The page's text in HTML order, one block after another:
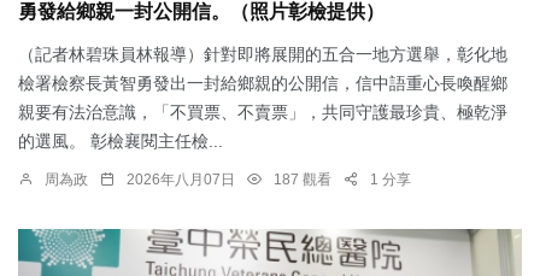
勇發給鄉親一封公開信。（照片彰檢提供）
（記者林碧珠員林報導）針對即將展開的五合一地方選舉，彰化地
檢署檢察長黃智勇發出一封給鄉親的公開信，信中語重心長喚醒鄉
親要有法治意識，「不買票、不賣票」，共同守護最珍貴、極乾淨
的選風。 彰檢襄閱主任檢...
周為政 2026年八月07日 187 觀看 1 分享